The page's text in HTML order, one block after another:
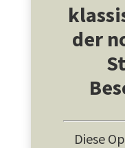
der
Diese